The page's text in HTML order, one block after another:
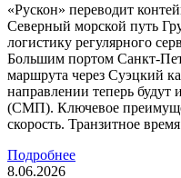
«Рускон» переводит
Северный морской путь
логистику регулярного
Большим портом Санкт-
маршрута через Суэцкий
направлении теперь
(СМП). Ключевое
скорость. Транзитное
Подробнее
8.06.2026